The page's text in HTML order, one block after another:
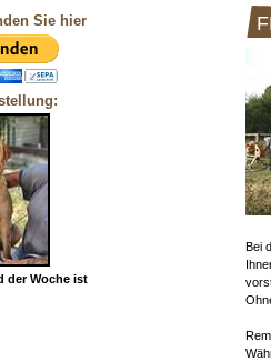
Sie hier
der Woche ist
Bei